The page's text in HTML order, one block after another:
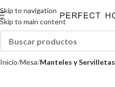
Skip to navigation
Skip to main content
Inicio Mesa Manteles y Servilletas